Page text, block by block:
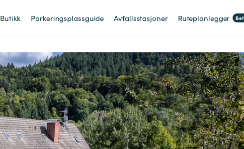
Butikk Parkeringsplassguide Avfallsstasjoner Ruteplanlegger